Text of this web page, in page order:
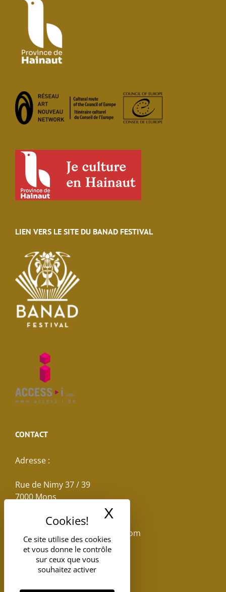
Ce site utilise des cookies
et vous donne le contrôle
sur ceux que vous
souhaitez activer
X
LIEN VERS LE SITE DU BANAD FESTIVAL
CONTACT
Adresse :
Rue de Nimy 37 / 39
7000 Mons
reservations.losseau@gmail.com
Tel: +32(0)65.398.880